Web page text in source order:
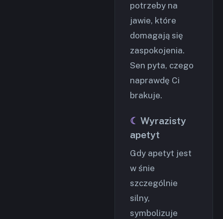
potrzeby na
jawie, które
domagają się
zaspokojenia.
Sen pyta, czego
naprawdę Ci
brakuje.
Wyrazisty
apetyt
Gdy apetyt jest
w śnie
szczególnie
silny,
symbolizuje